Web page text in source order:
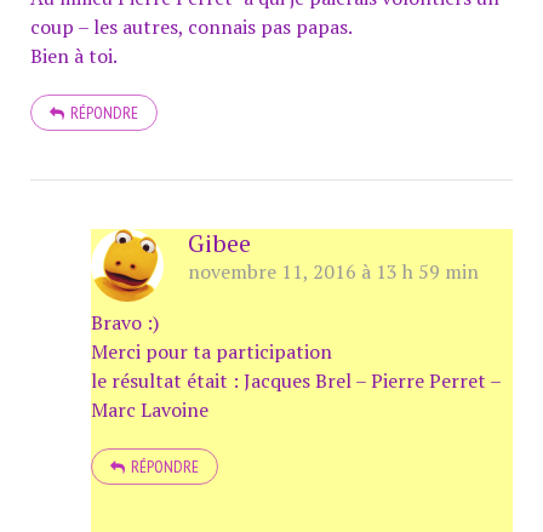
coup – les autres, connais pas papas.
Bien à toi.
RÉPONDRE
Gibee
novembre 11, 2016 à 13 h 59 min
Bravo :)
Merci pour ta participation
le résultat était : Jacques Brel – Pierre Perret –
Marc Lavoine
RÉPONDRE